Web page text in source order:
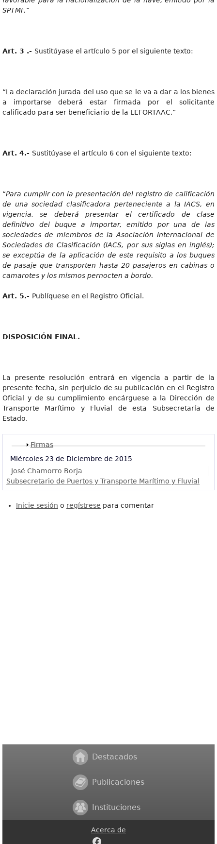
SPTMF.”
Art. 3 .- Sustitúyase el artículo 5 por el siguiente texto:
“La declaración jurada del uso que se le va a dar a los bienes
a importarse deberá estar firmada por el solicitante
calificado para ser beneficiario de la LEFORTAAC.”
Art. 4.- Sustitúyase el artículo 6 con el siguiente texto:
“Para cumplir con la presentacióndel registro de calificación
de una sociedad clasificadora perteneciente a la IACS, en
vigencia, se deberá presentar el certificado de clase
definitivo del buque a importar, emitido por una de las
sociedades de miembros de la Asociación Internacional de
Sociedades de Clasificación (IACS, por sus siglas en inglés);
se exceptúa de la aplicación de este requisito a los buques
de pasaje que transporten hasta 20 pasajeros en cabinas o
camarotes ylos mismos pernocten a bordo.
Art. 5.- Publíquese en el Registro Oficial.
DISPOSICIÓN FINAL.
La presente resolución entrará en vigencia a partir de la
presente fecha, sin perjuicio de su publicación en el Registro
Oficial y de su cumplimiento encárguese a la Dirección de
Transporte Marítimo y Fluvial de esta Subsecretaría de
Estado.
Mostrar
Firmas
Miércoles 23 de Diciembre de 2015
José Chamorro Borja
Subsecretario de Puertos y Transporte Marítimo y Fluvial
Inicie sesión o regístrese para comentar
Destacados
Publicaciones
Instituciones
Acerca de